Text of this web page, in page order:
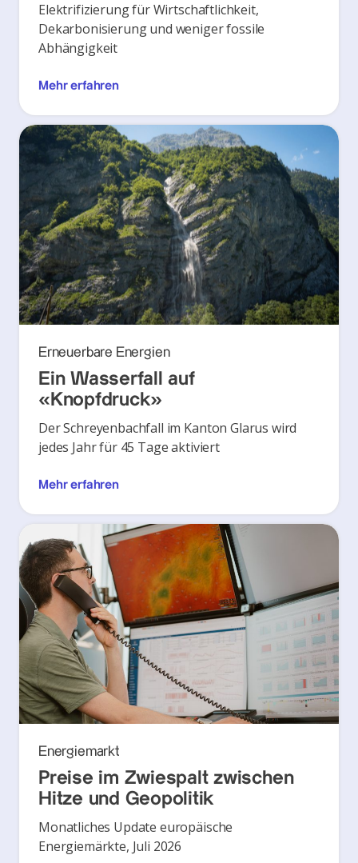
Elektrifizierung für Wirtschaftlichkeit,
Dekarbonisierung und weniger fossile
Abhängigkeit
Mehr erfahren
Erneuerbare Energien
Ein Wasserfall auf
«Knopfdruck»
Der Schreyenbachfall im Kanton Glarus wird
jedes Jahr für 45 Tage aktiviert
Mehr erfahren
Energiemarkt
Preise im Zwiespalt zwischen
Hitze und Geopolitik
Monatliches Update europäische
Energiemärkte, Juli 2026